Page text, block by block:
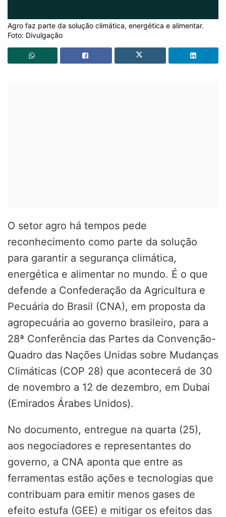
Agro faz parte da solução climática, energética e alimentar.
Foto: Divulgação
O setor agro há tempos pede
reconhecimento como parte da solução
para garantir a segurança climática,
energética e alimentar no mundo. É o que
defende a Confederação da Agricultura e
Pecuária do Brasil (CNA), em proposta da
agropecuária ao governo brasileiro, para a
28ª Conferência das Partes da Convenção-
Quadro das Nações Unidas sobre Mudanças
Climáticas (COP 28) que acontecerá de 30
de novembro a 12 de dezembro, em Dubai
(Emirados Árabes Unidos).
No documento, entregue na quarta (25),
aos negociadores e representantes do
governo, a CNA aponta que entre as
ferramentas estão ações e tecnologias que
contribuam para emitir menos gases de
efeito estufa (GEE) e mitigar os efeitos das